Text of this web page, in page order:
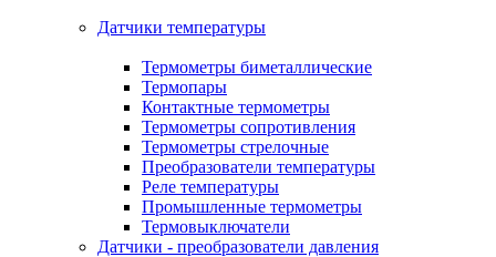
Датчики температуры
Термометры биметаллические
Термопары
Контактные термометры
Термометры сопротивления
Термометры стрелочные
Преобразователи температуры
Реле температуры
Промышленные термометры
Термовыключатели
Датчики - преобразователи давления